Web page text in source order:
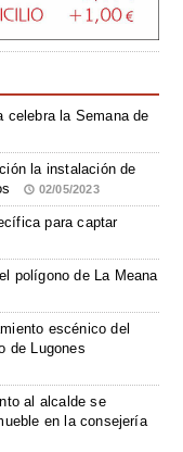
celebra la Semana de
la instalación de
02/05/2023
para captar
polígono de La Meana
escénico del
de Lugones
al alcalde se
en la consejería